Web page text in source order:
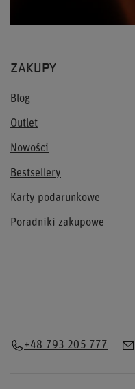
ZAKUPY
Blog
Outlet
Nowości
Bestsellery
Karty podarunkowe
Poradniki zakupowe
+48 793 205 777